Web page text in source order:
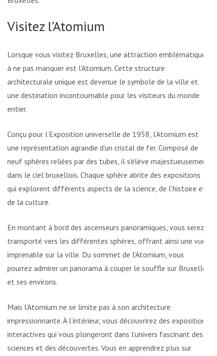
Visitez l’Atomium
Lorsque vous visitez Bruxelles, une attraction emblématique
à ne pas manquer est l’Atomium. Cette structure
architecturale unique est devenue le symbole de la ville et
une destination incontournable pour les visiteurs du monde
entier.
Conçu pour l’Exposition universelle de 1958, l’Atomium est
une représentation agrandie d’un cristal de fer. Composé de
neuf sphères reliées par des tubes, il s’élève majestueusement
dans le ciel bruxellois. Chaque sphère abrite des expositions
qui explorent différents aspects de la science, de l’histoire et
de la culture.
En montant à bord des ascenseurs panoramiques, vous serez
transporté vers les différentes sphères, offrant ainsi une vue
imprenable sur la ville. Du sommet de l’Atomium, vous
pourrez admirer un panorama à couper le souffle sur Bruxelles
et ses environs.
Mais l’Atomium ne se limite pas à son architecture
impressionnante. À l’intérieur, vous découvrirez des expositions
interactives qui vous plongeront dans l’univers fascinant des
sciences et des découvertes. Vous en apprendrez plus sur